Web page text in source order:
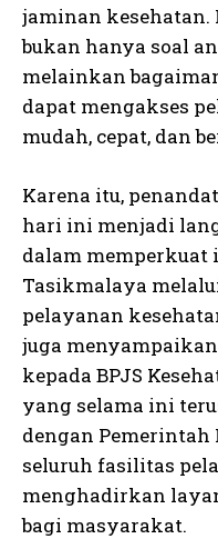
jaminan kesehatan.
bukan hanya soal
melainkan
dapat mengakses
mudah, cepat, dan
Karena itu,
hari ini menjadi
dalam memperkuat
Tasikmalaya
pelayanan
juga
kepada BPJS
yang selama ini
dengan
seluruh fasilitas
menghadirkan
bagi masyarakat.